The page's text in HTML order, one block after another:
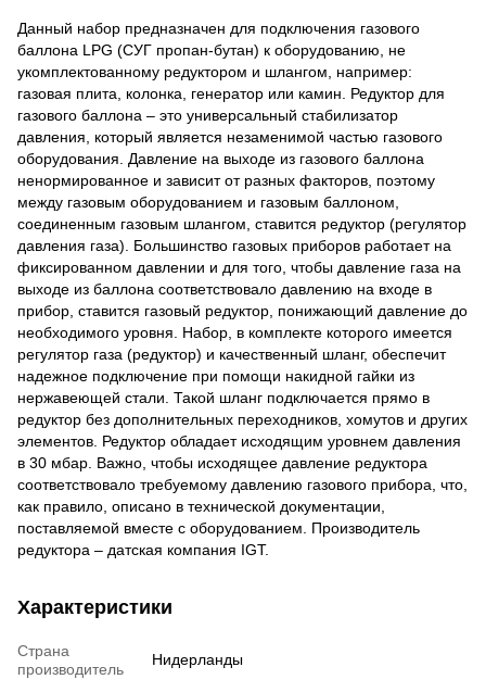
Данный набор предназначен для подключения газового
баллона LPG (СУГ пропан-бутан) к оборудованию, не
укомплектованному редуктором и шлангом, например:
газовая плита, колонка, генератор или камин. Редуктор для
газового баллона – это универсальный стабилизатор
давления, который является незаменимой частью газового
оборудования. Давление на выходе из газового баллона
ненормированное и зависит от разных факторов, поэтому
между газовым оборудованием и газовым баллоном,
соединенным газовым шлангом, ставится редуктор (регулятор
давления газа). Большинство газовых приборов работает на
фиксированном давлении и для того, чтобы давление газа на
выходе из баллона соответствовало давлению на входе в
прибор, ставится газовый редуктор, понижающий давление до
необходимого уровня. Набор, в комплекте которого имеется
регулятор газа (редуктор) и качественный шланг, обеспечит
надежное подключение при помощи накидной гайки из
нержавеющей стали. Такой шланг подключается прямо в
редуктор без дополнительных переходников, хомутов и других
элементов. Редуктор обладает исходящим уровнем давления
в 30 мбар. Важно, чтобы исходящее давление редуктора
соответствовало требуемому давлению газового прибора, что,
как правило, описано в технической документации,
поставляемой вместе с оборудованием. Производитель
редуктора – датская компания IGT.
Характеристики
Страна
производитель
Нидерланды